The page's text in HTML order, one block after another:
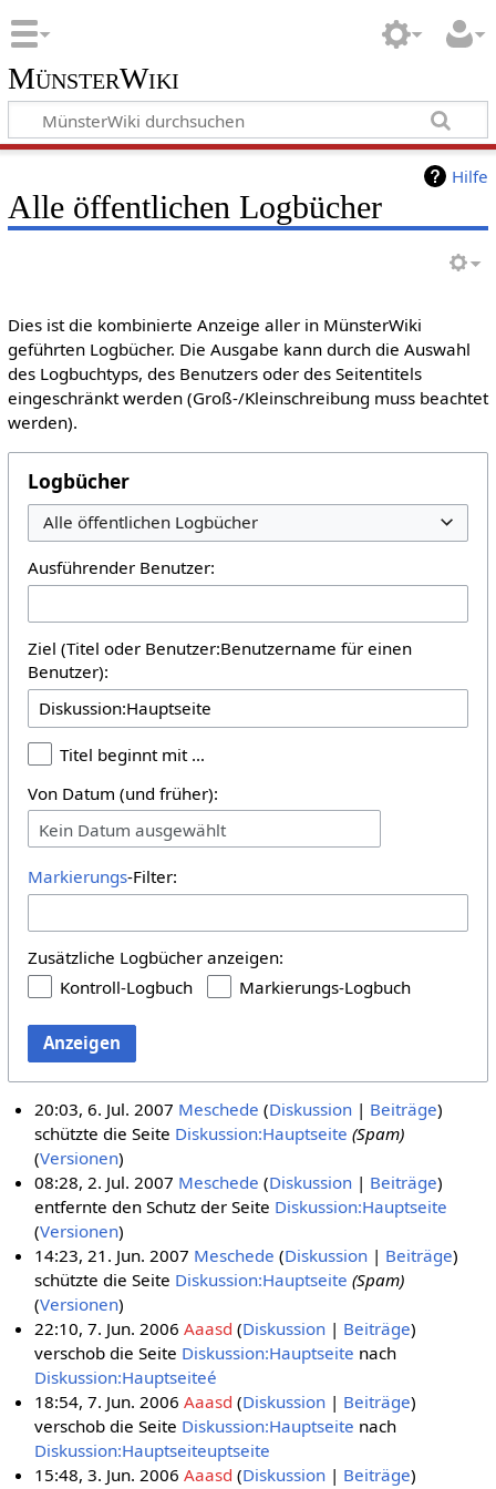
MünsterWiki
Hilfe
Alle öffentlichen Logbücher
Dies ist die kombinierte Anzeige aller in MünsterWiki
geführten Logbücher. Die Ausgabe kann durch die Auswahl
des Logbuchtyps, des Benutzers oder des Seitentitels
eingeschränkt werden (Groß-/Kleinschreibung muss beachtet
werden).
Logbücher
Alle öffentlichen Logbücher
Ausführender Benutzer:
Ziel (Titel oder Benutzer:Benutzername für einen
Benutzer):
Titel beginnt mit …
Von Datum (und früher):
Kein Datum ausgewählt
Markierungs-Filter:
Zusätzliche Logbücher anzeigen:
Kontroll-Logbuch
Markierungs-Logbuch
Anzeigen
20:03, 6. Jul. 2007 Meschede Diskussion
Beiträge
schützte die Seite Diskussion:Hauptseite (Spam)
(Versionen)
08:28, 2. Jul. 2007 Meschede Diskussion
Beiträge
entfernte den Schutz der Seite Diskussion:Hauptseite
(Versionen)
14:23, 21. Jun. 2007 Meschede Diskussion
Beiträge
schützte die Seite Diskussion:Hauptseite (Spam)
(Versionen)
22:10, 7. Jun. 2006Aaasd Diskussion
Beiträge
verschob die Seite Diskussion:Hauptseite nach
Diskussion:Hauptseiteé
18:54, 7. Jun. 2006Aaasd Diskussion
Beiträge
verschob die Seite Diskussion:Hauptseite nach
Diskussion:Hauptseiteuptseite
15:48, 3. Jun. 2006Aaasd Diskussion
Beiträge